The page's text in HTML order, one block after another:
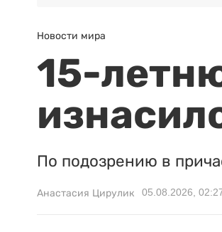
Новости мира
15-
По подозрению в
Анастасия Цирулик 05.08.2026,